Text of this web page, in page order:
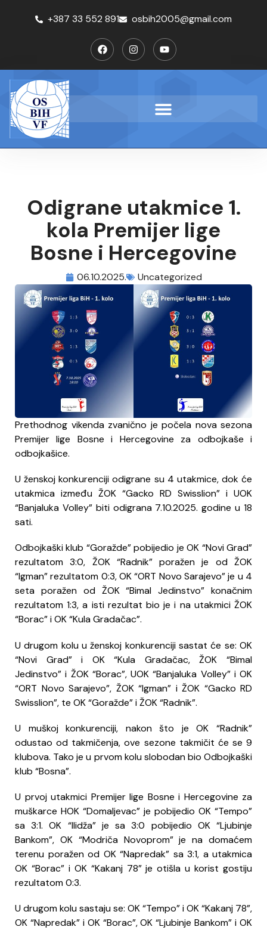
+387 33 552 891 osbih2005@gmail.com
Odigrane utakmice 1.
kola Premijer lige
Bosne i Hercegovine
06.10.2025. Uncategorized
Prethodnog vikenda zvanično je počela nova sezona
Premijer lige Bosne i Hercegovine za odbojkaše i
odbojkašice.
U ženskoj konkurenciji odigrane su 4 utakmice, dok će
utakmica između ŽOK “Gacko RD Swisslion” i UOK
“Banjaluka Volley” biti odigrana 7.10.2025. godine u 18
sati.
Odbojkaški klub “Goražde” pobijedio je OK “Novi Grad”
rezultatom 3:0, ŽOK “Radnik” poražen je od ŽOK
“Igman” rezultatom 0:3, OK “ORT Novo Sarajevo” je u 4
seta poražen od ŽOK “Bimal Jedinstvo” konačnim
rezultatom 1:3, a isti rezultat bio je i na utakmici ŽOK
“Borac” i OK “Kula Gradačac”.
U drugom kolu u ženskoj konkurenciji sastat će se: OK
“Novi Grad” i OK “Kula Gradačac, ŽOK “Bimal
Jedinstvo” i ŽOK “Borac”, UOK “Banjaluka Volley” i OK
“ORT Novo Sarajevo”, ŽOK “Igman” i ŽOK “Gacko RD
Swisslion”, te OK “Goražde” i ŽOK “Radnik”.
U muškoj konkurenciji, nakon što je OK “Radnik”
odustao od takmičenja, ove sezone takmičit će se 9
klubova. Tako je u prvom kolu slobodan bio Odbojkaški
klub “Bosna”.
U prvoj utakmici Premijer lige Bosne i Hercegovine za
muškarce HOK “Domaljevac” je pobijedio OK “Tempo”
sa 3:1. OK “Ilidža” je sa 3:0 pobijedio OK “Ljubinje
Bankom”, OK “Modriča Novoprom” je na domaćem
terenu poražen od OK “Napredak” sa 3:1, a utakmica
OK “Borac” i OK “Kakanj 78” je otišla u korist gostiju
rezultatom 0:3.
U drugom kolu sastaju se: OK “Tempo” i OK “Kakanj 78”,
OK “Napredak” i OK “Borac”, OK “Ljubinje Bankom” i OK